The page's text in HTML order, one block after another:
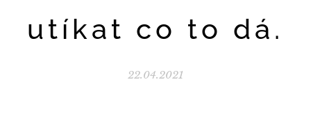
utíkat co to dá.
22.04.2021